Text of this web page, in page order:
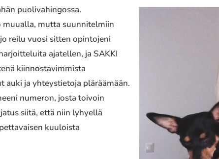
puolivahingossa.
mutta suunnitelmiin
reilu vuosi sitten opintojeni
ajatellen, ja SAKKI
kiinnostavimmista
auki ja yhteystietoja pläräämään.
numeron, josta toivoin
siitä, että niin lyhyellä
kuuloista